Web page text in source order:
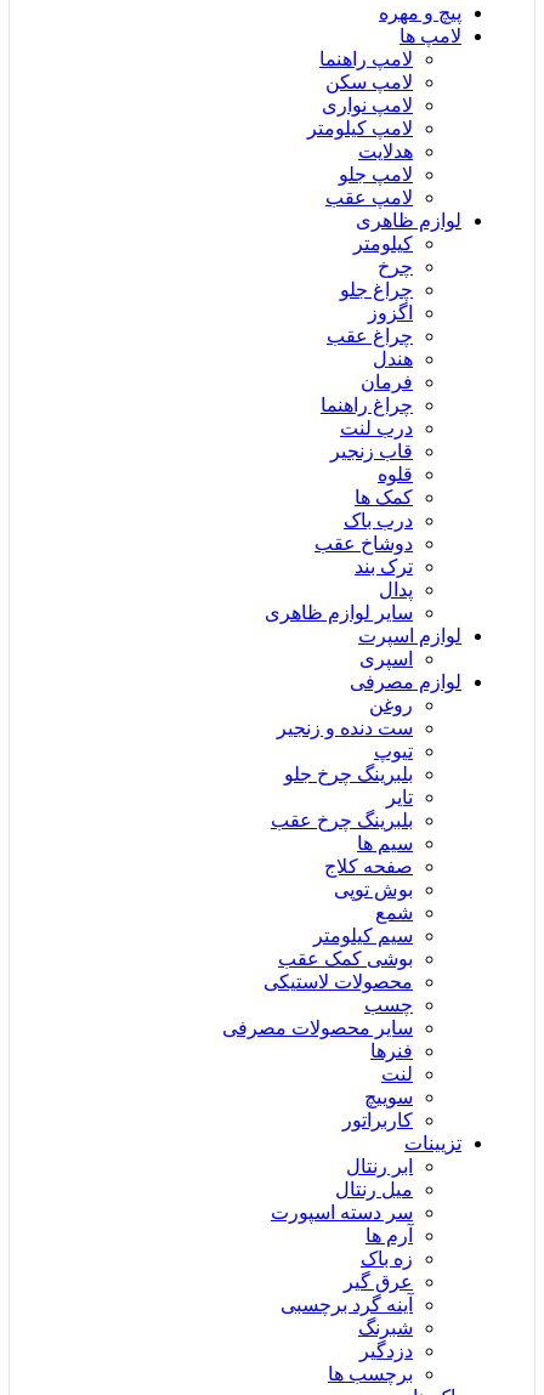
پیچ و مهره
لامپ ها
لامپ راهنما
لامپ سکن
لامپ نواری
لامپ کیلومتر
هدلایت
لامپ جلو
لامپ عقب
لوازم ظاهری
کیلومتر
چرخ
چراغ جلو
اگزوز
چراغ عقب
هندل
فرمان
چراغ راهنما
درب لنت
قاب زنجیر
قلوه
کمک ها
درب باک
دوشاخ عقب
ترک بند
پدال
سایر لوازم ظاهری
لوازم اسپرت
اسپری
لوازم مصرفی
روغن
ست دنده و زنجیر
تیوپ
بلبرینگ چرخ جلو
تایر
بلبرینگ چرخ عقب
سیم ها
صفحه کلاج
بوش توپی
شمع
سیم کیلومتر
بوشی کمک عقب
محصولات لاستیکی
چسب
سایر محصولات مصرفی
فنرها
لنت
سوییچ
کاربراتور
تزیینات
ابر رنتال
میل رنتال
سر دسته اسپورت
آرم ها
زه باک
عرق گیر
آینه گرد برچسبی
شبرنگ
دزدگیر
برچسب ها